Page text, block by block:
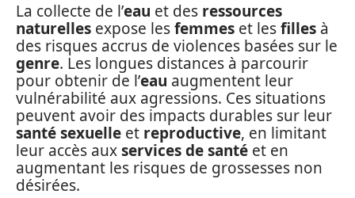
La collecte de l’eau et des ressources
naturelles expose lesfemmes et lesfilles à
des risques accrus de violences basées sur le
genre. Les longues distances à parcourir
pour obtenir de l’eau augmentent leur
vulnérabilité aux agressions. Ces situations
peuvent avoir des impacts durables sur leur
santé sexuelle et reproductive, en limitant
leur accès auxservices de santé et en
augmentant les risques de grossesses non
désirées.